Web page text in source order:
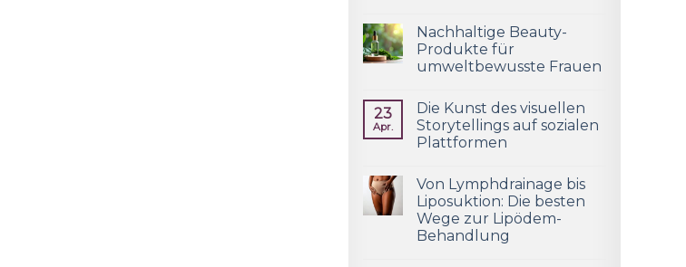
Nachhaltige Beauty-
Produkte für
umweltbewusste Frauen
23
Apr.
Die Kunst des visuellen
Storytellings auf sozialen
Plattformen
Von Lymphdrainage bis
Liposuktion: Die besten
Wege zur Lipödem-
Behandlung